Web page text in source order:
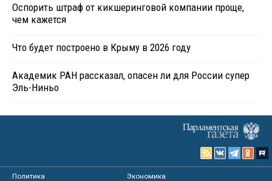
Оспорить штраф от кикшеринговой компании проще,
чем кажется
Что будет построено в Крыму в 2026 году
Академик РАН рассказал, опасен ли для России супер
Эль-Ниньо
Политика
Экономика